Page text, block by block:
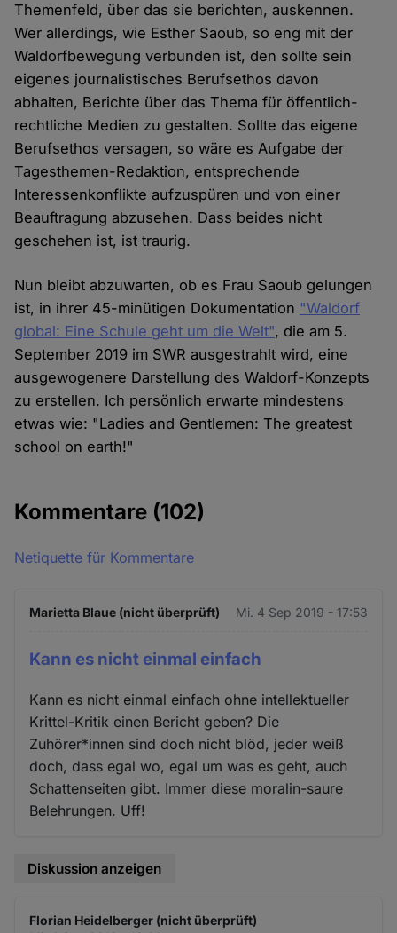
Themenfeld, über das sie berichten, auskennen.
Wer allerdings, wie Esther Saoub, so eng mit der
Waldorfbewegung verbunden ist, den sollte sein
eigenes journalistisches Berufsethos davon
abhalten, Berichte über das Thema für öffentlich-
rechtliche Medien zu gestalten. Sollte das eigene
Berufsethos versagen, so wäre es Aufgabe der
Tagesthemen-Redaktion, entsprechende
Interessenkonflikte aufzuspüren und von einer
Beauftragung abzusehen. Dass beides nicht
geschehen ist, ist traurig.
Nun bleibt abzuwarten, ob es Frau Saoub gelungen
ist, in ihrer 45-minütigen Dokumentation "Waldorf
global: Eine Schule geht um die Welt", die am 5.
September 2019 im SWR ausgestrahlt wird, eine
ausgewogenere Darstellung des Waldorf-Konzepts
zu erstellen. Ich persönlich erwarte mindestens
etwas wie: "Ladies and Gentlemen: The greatest
school on earth!"
Kommentare (102)
Netiquette für Kommentare
Marietta Blaue (nicht überprüft) Mi. 4 Sep 2019 - 17:53
Kann es nicht einmal einfach
Kann es nicht einmal einfach ohne intellektueller
Krittel-Kritik einen Bericht geben? Die
Zuhörer*innen sind doch nicht blöd, jeder weiß
doch, dass egal wo, egal um was es geht, auch
Schattenseiten gibt. Immer diese moralin-saure
Belehrungen. Uff!
Diskussion anzeigen
Florian Heidelberger (nicht überprüft)